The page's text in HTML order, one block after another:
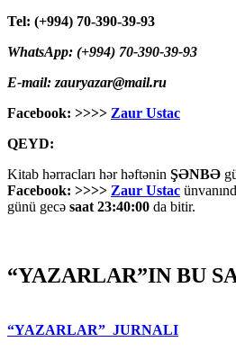
Tel: (+994) 70-390-39-93
WhatsApp: (+994) 70-390-39-93
E-mail: zauryazar@mail.ru
Facebook: >>>> Zaur Ustac
QEYD:
Kitab hərracları hər həftənin ŞƏNBƏ
Facebook: >>>> Zaur Ustac
günü gecə saat 23:40:00 da bitir.
“YAZARLAR”IN BU
“YAZARLAR” JURNALI